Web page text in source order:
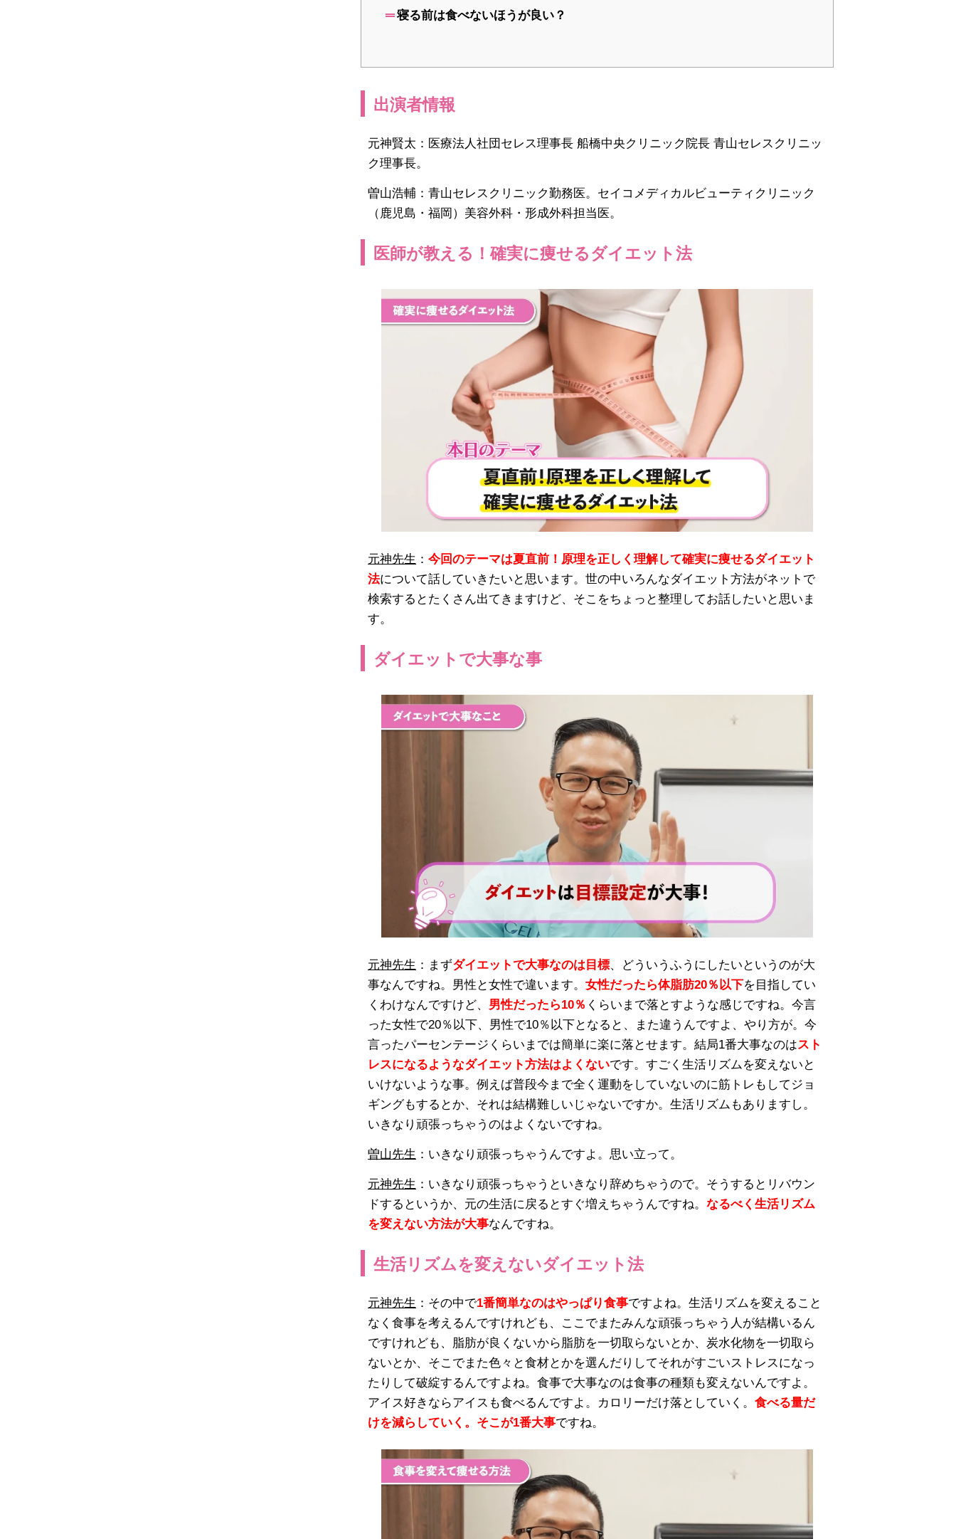
寝る前は食べないほうが良い？
出演者情報
元神賢太：医療法人社団セレス理事長 船橋中央クリニック院長 青山セレスクリニッ
ク理事長。
曽山浩輔：青山セレスクリニック勤務医。セイコメディカルビューティクリニック
（鹿児島・福岡）美容外科・形成外科担当医。
医師が教える！確実に痩せるダイエット法
元神先生 ： 今回のテーマは夏直前！原理を正しく理解して確実に痩せるダイエット
法について話していきたいと思います。世の中いろんなダイエット方法がネットで
検索するとたくさん出てきますけど、そこをちょっと整理してお話したいと思いま
す。
ダイエットで大事な事
元神先生 ：まずダイエットで大事なのは目標、どういうふうにしたいというのが大
事なんですね。男性と女性で違います。 女性だったら体脂肪20％以下を目指してい
くわけなんですけど、 男性だったら10％ くらいまで落とすような感じですね。今言
った女性で20％以下、男性で10％以下となると、また違うんですよ、やり方が。今
言ったパーセンテージくらいまでは簡単に楽に落とせます。結局1番大事なのはスト
レスになるようなダイエット方法はよくないです。すごく生活リズムを変えないと
いけないような事。例えば普段今まで全く運動をしていないのに筋トレもしてジョ
ギングもするとか、それは結構難しいじゃないですか。生活リズムもありますし。
いきなり頑張っちゃうのはよくないですね。
曽山先生 ：いきなり頑張っちゃうんですよ。思い立って。
元神先生 ：いきなり頑張っちゃうといきなり辞めちゃうので。そうするとリバウン
ドするというか、元の生活に戻るとすぐ増えちゃうんですね。 なるべく生活リズム
を変えない方法が大事なんですね。
生活リズムを変えないダイエット法
元神先生 ：その中で1番簡単なのはやっぱり食事ですよね。生活リズムを変えること
なく食事を考えるんですけれども、ここでまたみんな頑張っちゃう人が結構いるん
ですけれども、脂肪が良くないから脂肪を一切取らないとか、炭水化物を一切取ら
ないとか、そこでまた色々と食材とかを選んだりしてそれがすごいストレスになっ
たりして破綻するんですよね。食事で大事なのは食事の種類も変えないんですよ。
アイス好きならアイスも食べるんですよ。カロリーだけ落としていく。 食べる量だ
けを減らしていく。そこが1番大事ですね。